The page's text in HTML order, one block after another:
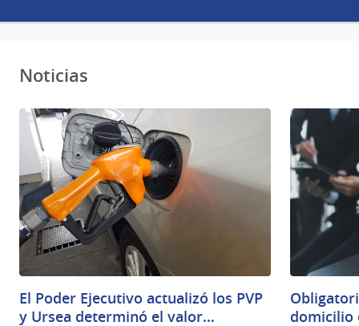
Noticias
El Poder Ejecutivo actualizó los PVP
y Ursea determinó el valor…
domicilio